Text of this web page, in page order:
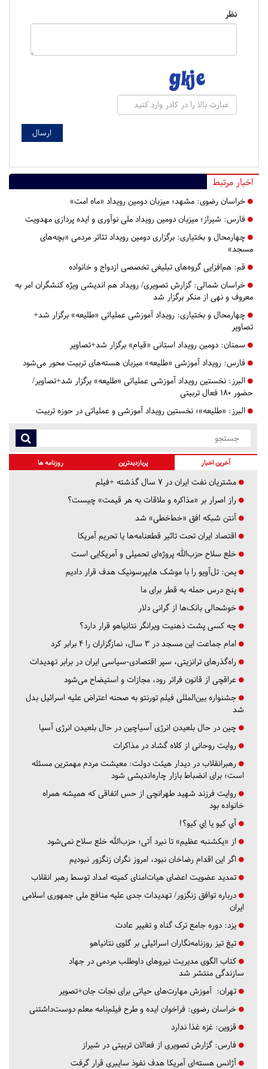
نظر
اخبار مرتبط
خراسان رضوی: مشهد؛ میزبان دومین رویداد «ماه امت»
فارس: شیراز؛ میزبان دومین رویداد ملی نوآوری و ایده پردازی مهدویت
چهارمحال و بختیاری: برگزاری دومین رویداد تئاتر مردمی «بچه‌های
مسجد»
قم: هم‌افزایی گروه‌های تبلیغی تخصصی ازدواج و خانواده
خراسان شمالی: گزارش تصویری/ رویداد هم اندیشی ویژه کنشگران امر به
معروف و نهی از منکر برگزار شد
چهارمحال و بختیاری: رویداد آموزشی عملیاتی «طلیعه» برگزار شد+
تصاویر
سمنان: دومین رویداد استانی «قیام» برگزار شد+تصاویر
فارس: رویداد آموزشی «طلیعه» میزبان هسته‌های تربیت محور می‌شود
البرز: نخستین رویداد آموزشی عملیاتی «طلیعه» برگزار شد+تصاویر/
حضور 180 فعال تربیتی
البرز: «طلیعه»؛ نخستین رویداد آموزشی و عملیاتی در حوزه تربیت
آخرین اخبار پربازدیدترین روزنامه ها
مشتریان نفت ایران در ۷ سال گذشته +فیلم
راز اصرار بر «مذاکره و ملاقات به هر قیمت» چیست؟
آنتن شبکه افق «خط‌خطی» شد
اقتصاد ایران تحت تاثیر قطعنامه‌ها یا تحریم‌ آمریکا
خلع سلاح حزب‌الله پروژه‌ای تحمیلی و آمریکایی است
یمن: تل‌آویو را با موشک هایپرسونیک هدف قرار دادیم
پنج درس‌ حمله به قطر برای ما
خوشحالی بانک‌ها از گرانی دلار
چه کسی پشت ذهنیت ویرانگر نتانیاهو قرار دارد؟
امام جماعت این مسجد در ۳ سال، نمازگزاران را ۴ برابر کرد
راه‌گذرهای ترانزیتی، سپر اقتصادی-سیاسی ایران در برابر تهدیدات
عراقچی از قانون فراتر رود، مجازات و استیضاح می‌شود
جشنواره بین‌المللی فیلم تورنتو به صحنه اعتراض علیه اسرائیل بدل
شد
چین در حال بلعیدن انرژی آسیاچین در حال بلعیدن انرژی آسیا
روایت روحانی از کلاه گشاد در مذاکرات
رهبرانقلاب در دیدار هیئت دولت: معیشت مردم مهمترین مسئله
است؛ برای انضباط بازار چاره‌اندیشی شود
روایت فرزند شهید طهرانچی از حس اتفاقی که همیشه همراه
خانواده بود
آي كيو يا اِي كيو؟!
از «یکشنبه عظیم» تا نبرد آتی؛ حزب‌الله خلع سلاح نمی‌شود
اگر این اقدام رضاخان نبود، امروز نگران زنگزور نبودیم
تمدید عضویت اعضای هیات‌امنای کمیته امداد توسط رهبر انقلاب
درباره توافق زنگزور/ تهدیدات جدی علیه منافع ملی جمهوری اسلامی
ایران
یزد: دوره جامع ترک گناه و تغییر عادت
تیغ تیز روزنامه‌نگاران اسرائیلی بر گلوی نتانیاهو
کتاب الگوی مدیریت نیروهای داوطلب مردمی در جهاد
سازندگی منتشر شد
تهران: آموزش مهارت‌های حیاتی برای نجات جان+تصویر
خراسان رضوی: فراخوان ایده و طرح فیلم‌نامه معلم دوست‌داشتنی
قزوین: غزه غذا ندارد
فارس: گزارش تصویری از فعالان تربیتی در شیراز
آژانس هسته‌ای آمریکا هدف نفوذ سایبری قرار گرفت